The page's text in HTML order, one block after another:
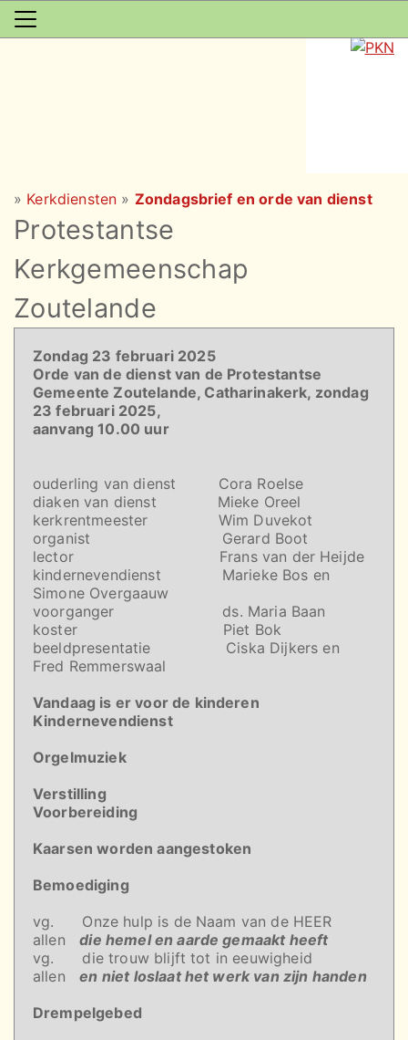
» Kerkdiensten » Zondagsbrief en orde van dienst
Protestantse
Kerkgemeenschap
Zoutelande
Zondag 23 februari 2025
Orde van de dienst van de Protestantse
Gemeente Zoutelande, Catharinakerk, zondag
23 februari 2025,
aanvang 10.00 uur
ouderling van dienst Cora Roelse
diaken van dienst Mieke Oreel
kerkrentmeester Wim Duvekot
organist Gerard Boot
lector Frans van der Heijde
kindernevendienst Marieke Bos en
Simone Overgaauw
voorganger ds. Maria Baan
koster Piet Bok
beeldpresentatie Ciska Dijkers en
Fred Remmerswaal
Vandaag is er voor de kinderen
Kindernevendienst
Orgelmuziek
Verstilling
Voorbereiding
Kaarsen worden aangestoken
Bemoediging
vg. Onze hulp is de Naam van de HEER
allendie hemel en aarde gemaakt heeft
vg. die trouw blijft tot in eeuwigheid
allenen niet loslaat het werk van zijn handen
Drempelgebed